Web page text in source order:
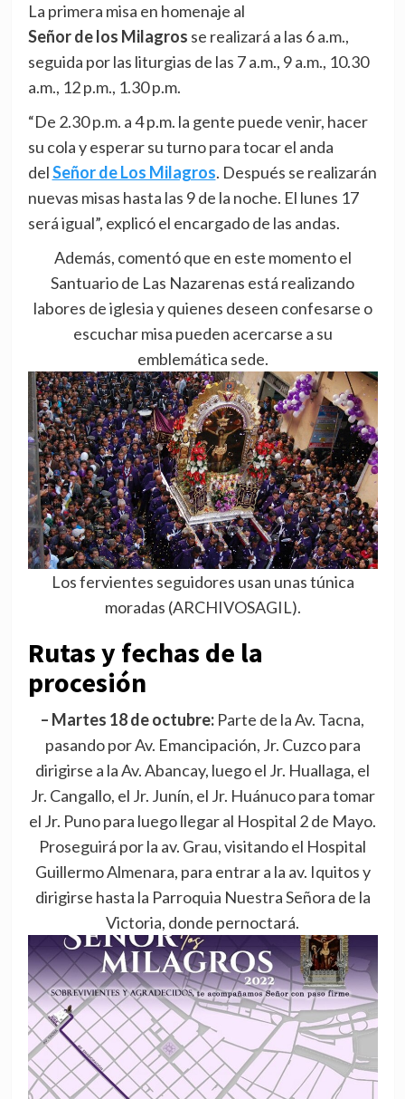
La primera misa en homenaje al
Señor de los Milagros se realizará a las 6 a.m.,
seguida por las liturgias de las 7 a.m., 9 a.m., 10.30
a.m., 12 p.m., 1.30 p.m.
“De 2.30 p.m. a 4 p.m. la gente puede venir, hacer
su cola y esperar su turno para tocar el anda
delSeñor de Los Milagros. Después se realizarán
nuevas misas hasta las 9 de la noche. El lunes 17
será igual”, explicó el encargado de las andas.
Además, comentó que en este momento el
Santuario de Las Nazarenas está realizando
labores de iglesia y quienes deseen confesarse o
escuchar misa pueden acercarse a su
emblemática sede.
Los fervientes seguidores usan unas túnica
moradas (ARCHIVOSAGIL).
Rutas y fechas de la
procesión
– Martes 18 de octubre: Parte de la Av. Tacna,
pasando por Av. Emancipación, Jr. Cuzco para
dirigirse a la Av. Abancay, luego el Jr. Huallaga, el
Jr. Cangallo, el Jr. Junín, el Jr. Huánuco para tomar
el Jr. Puno para luego llegar al Hospital 2 de Mayo.
Proseguirá por la av. Grau, visitando el Hospital
Guillermo Almenara, para entrar a la av. Iquitos y
dirigirse hasta la Parroquia Nuestra Señora de la
Victoria, donde pernoctará.